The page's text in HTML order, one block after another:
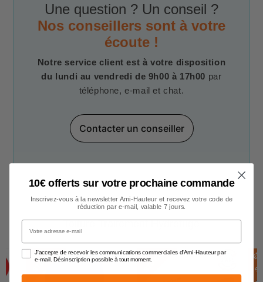
Une question ? Un conseil ?
Nos conseillers sont à votre
écoute !
Notre service client est à votre disposition
du lundi au vendredi de 9h00 à 17h00 par
téléphone, e-mail et chat.
Contacter un conseiller
Toiture Traitement Hydrofuge
E
N
S
T
O
C
K E
N
S
T
O
C
K E
N
S
T
O
C
10€ offerts sur votre prochaine commande
Inscrivez-vous à la newsletter Ami-Hauteur et recevez votre code de
réduction par e-mail, valable 7 jours.
Votre adresse e-mail
J'accepte de recevoir les communications commerciales d'Ami-Hauteur par
e-mail. Désinscription possible à tout moment.